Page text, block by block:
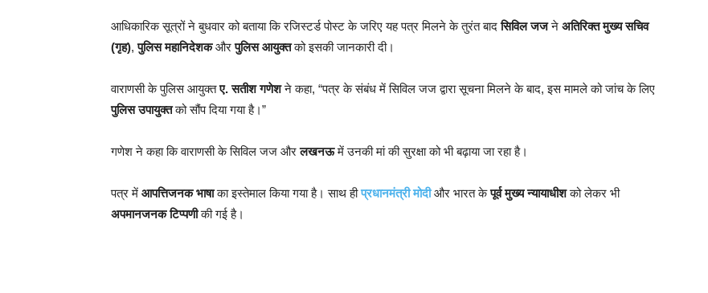
आधिकारिक सूत्रों ने बुधवार को बताया कि रजिस्टर्ड पोस्ट के जरिए यह पत्र मिलने के तुरंत बादसिविल जजने अतिरिक्त मुख्य सचिव
(गृह),पुलिस महानिदेशकऔरपुलिस आयुक्तको इसकी जानकारी दी।
वाराणसी के पुलिस आयुक्तए. सतीश गणेशने कहा, “पत्र के संबंध में सिविल जज द्वारा सूचना मिलने के बाद, इस मामले को जांच के लिए
पुलिस उपायुक्तको सौंप दिया गया है।”
गणेश ने कहा कि वाराणसी के सिविल जज औरलखनऊमें उनकी मां की सुरक्षा को भी बढ़ाया जा रहा है।
पत्र में आपत्तिजनक भाषाका इस्तेमाल किया गया है। साथ हीप्रधानमंत्री मोदीऔर भारत केपूर्व मुख्य न्यायाधीशको लेकर भी
अपमानजनक टिप्पणीकी गई है।